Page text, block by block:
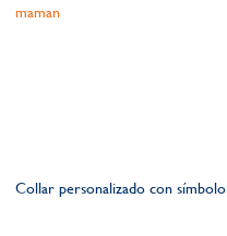
Collar personalizado con símbolo